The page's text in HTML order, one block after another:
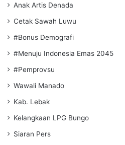
Anak Artis Denada
Cetak Sawah Luwu
#Bonus Demografi
#Menuju Indonesia Emas 2045
#Pemprovsu
Wawali Manado
Kab. Lebak
Kelangkaan LPG Bungo
Siaran Pers